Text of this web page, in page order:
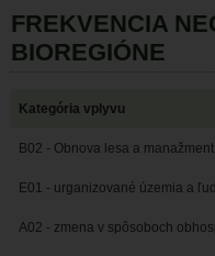
FREKVENCIA
BIOREGIÓNE
Kategória vplyvu
B02 - Obnova lesa a manažment
E01 - urganizované územia a
A02 - zmena v spôsoboch